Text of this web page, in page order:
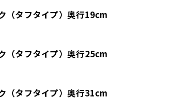
（タフタイプ）奥行19cm
（タフタイプ）奥行25cm
（タフタイプ）奥行31cm